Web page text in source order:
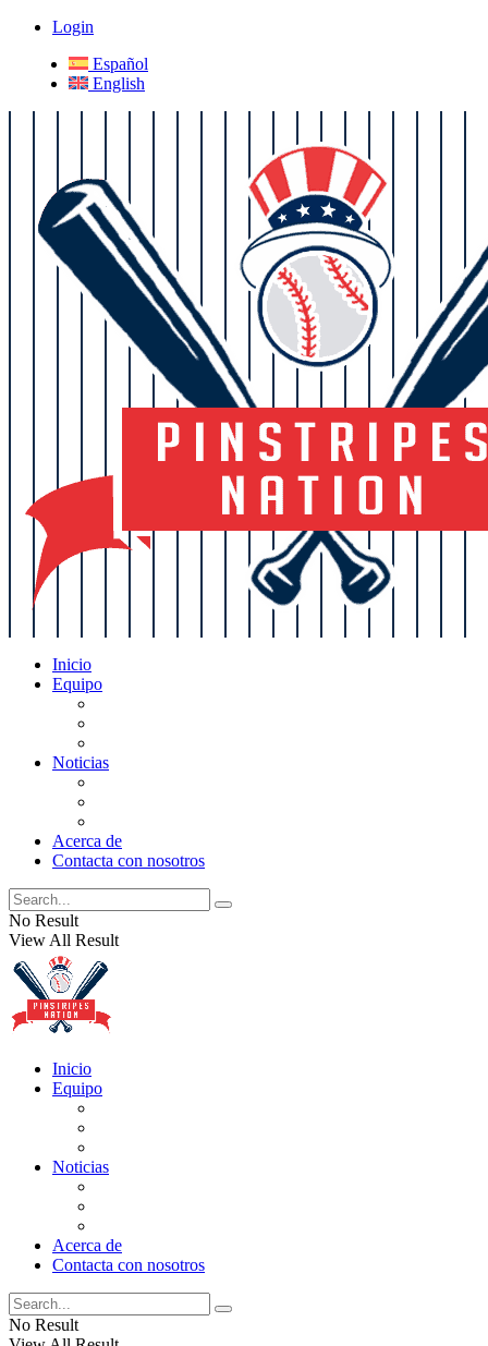
Login
Español
English
Inicio
Equipo
Noticias
Acerca de
Contacta con nosotros
No Result
View All Result
Inicio
Equipo
Noticias
Acerca de
Contacta con nosotros
No Result